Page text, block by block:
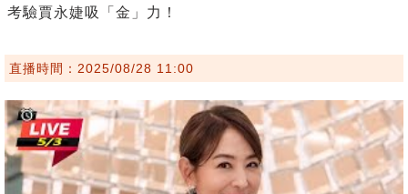
考驗賈永婕吸「金」力！
直播時間：2025/08/28 11:00